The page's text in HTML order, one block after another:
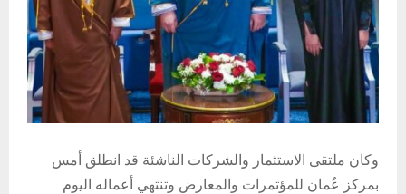
وكان ملتقى الاستثمار والشركات الناشئة قد انطلق أمس
بمركز عُمان للمؤتمرات والمعارض وتنتهي أعماله اليوم